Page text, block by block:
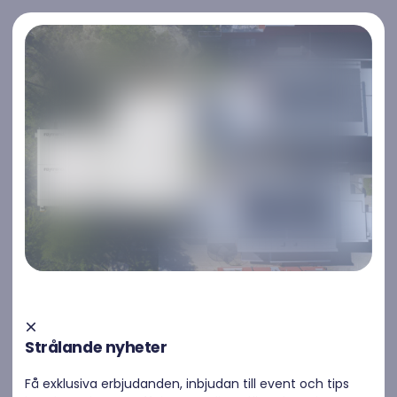
Kontakta oss
Kontakta oss
Raymond – Först med att lansera Solid State
Strålande nyheter
Få exklusiva erbjudanden, inbjudan till event och tips